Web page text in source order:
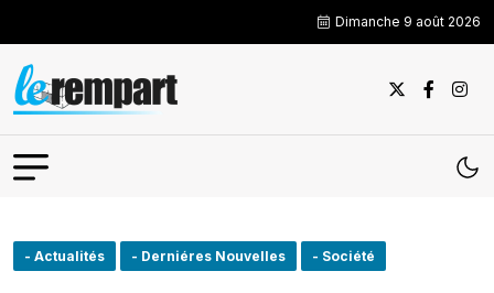
Dimanche 9 août 2026
- Actualités - Derniéres Nouvelles - Société